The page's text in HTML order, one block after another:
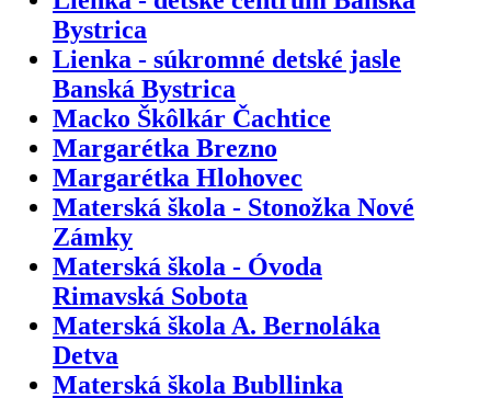
Bystrica
Lienka - súkromné detské jasle
Banská Bystrica
Macko Škôlkár Čachtice
Margarétka Brezno
Margarétka Hlohovec
Materská škola - Stonožka Nové
Zámky
Materská škola - Óvoda
Rimavská Sobota
Materská škola A. Bernoláka
Detva
Materská škola Bubllinka